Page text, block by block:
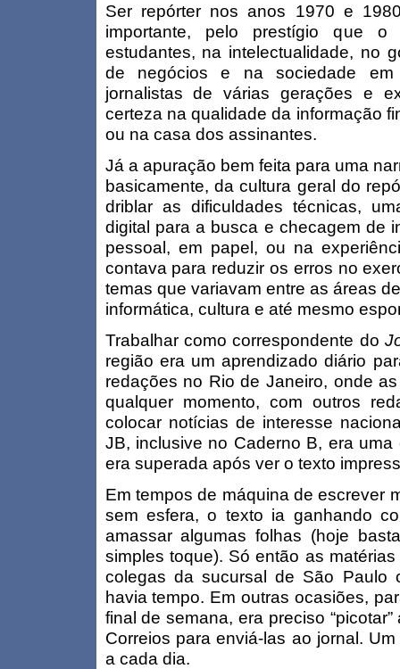
Ser repórter nos anos 1970 e
importante, pelo prestígio que
estudantes, na intelectualidade, no
de negócios e na sociedade
jornalistas de várias gerações e
certeza na qualidade da informação
ou na casa dos assinantes.
Já a apuração bem feita para uma
basicamente, da cultura geral do
driblar as dificuldades técnicas,
digital para a busca e checagem de
pessoal, em papel, ou na
contava para reduzir os erros no
temas que variavam entre as áreas
informática, cultura e até mesmo
Trabalhar como correspondente do
região era um aprendizado diário
redações no Rio de Janeiro, onde
qualquer momento, com outros
colocar notícias de interesse
JB, inclusive no Caderno B, era
era superada após ver o texto
Em tempos de máquina de escrever
sem esfera, o texto ia ganhando
amassar algumas folhas (hoje
simples toque). Só então as
colegas da sucursal de São Paulo
havia tempo. Em outras ocasiões,
final de semana, era preciso
Correios para enviá-las ao jornal.
a cada dia.